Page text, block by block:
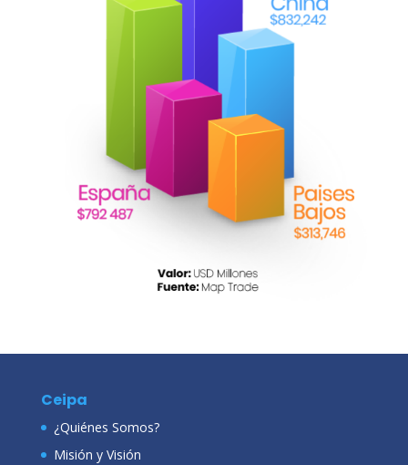
Ceipa
¿Quiénes Somos?
Misión y Visión